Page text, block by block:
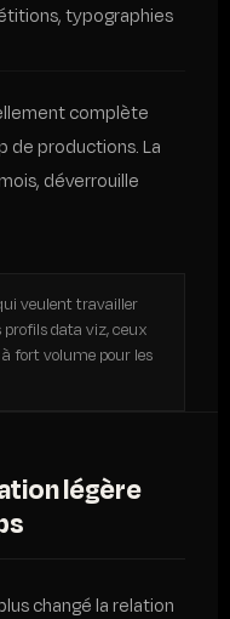
typographies
complète
de productions. La
déverrouille
veulent travailler
data viz, ceux
fort volume pour les
légère
changé la relation